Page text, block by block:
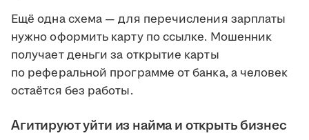
Ещё одна схема — для перечисления зарплаты
нужно оформить карту по ссылке. Мошенник
получает деньги за открытие карты
по реферальной программе от банка, а человек
остаётся без работы.
Агитируют уйти из найма и открыть бизнес